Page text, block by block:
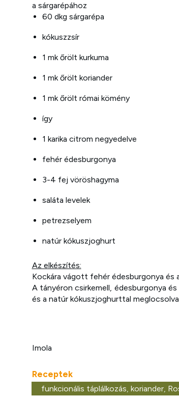
a sárgarépához
60 dkg sárgarépa
kókuszzsír
1 mk őrölt kurkuma
1 mk őrölt koriander
1 mk őrölt római kömény
így
1 karika citrom negyedelve
fehér édesburgonya
3-4 fej vöröshagyma
saláta levelek
petrezselyem
natúr kókuszjoghurt
Az elkészítés:
Kockára vágott fehér édesburgonya és
A tányéron csirkemell, édesburgonya
és a natúr kókuszjoghurttal
Imola
Receptek
funkcionális táplálkozás, koriander,